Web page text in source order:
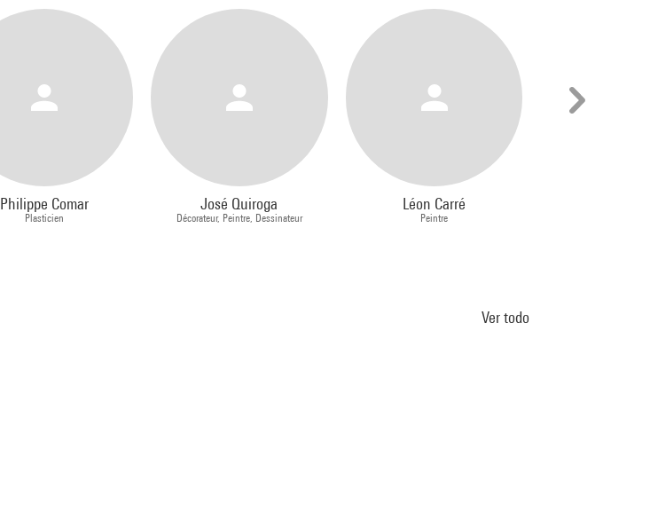
Philippe Comar
Plasticien
José Quiroga
Décorateur, Peintre, Dessinateur
Léon Carré
Peintre
Ver todo